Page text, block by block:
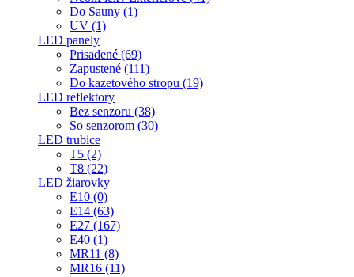
Do Sauny (1)
UV (1)
LED panely
Prisadené (69)
Zapustené (111)
Do kazetového stropu (19)
LED reflektory
Bez senzoru (38)
So senzorom (30)
LED trubice
T5 (2)
T8 (22)
LED žiarovky
E10 (0)
E14 (63)
E27 (167)
E40 (1)
MR11 (8)
MR16 (11)